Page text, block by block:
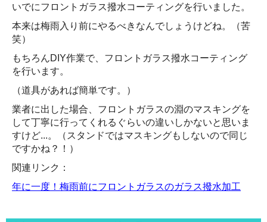
いでにフロントガラス撥水コーティングを行いました。
本来は梅雨入り前にやるべきなんでしょうけどね。（苦
笑）
もちろんDIY作業で、フロントガラス撥水コーティング
を行います。
（道具があれば簡単です。）
業者に出した場合、フロントガラスの淵のマスキングを
して丁寧に行ってくれるぐらいの違いしかないと思いま
すけど...。（スタンドではマスキングもしないので同じ
ですかね？！）
関連リンク：
年に一度！梅雨前にフロントガラスのガラス撥水加工